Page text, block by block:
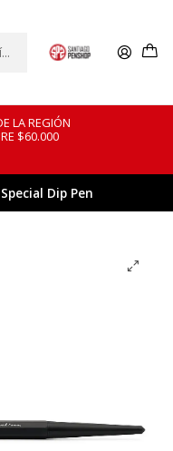
LA REGIÓN
$60.000
Special Dip Pen